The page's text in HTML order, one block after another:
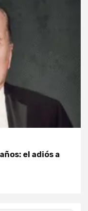
el adiós a